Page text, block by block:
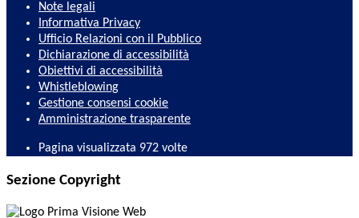
Note legali
Informativa Privacy
Ufficio Relazioni con il Pubblico
Dichiarazione di accessibilità
Obiettivi di accessibilità
Whistleblowing
Gestione consensi cookie
Amministrazione trasparente
Pagina visualizzata 972 volte
Sezione Copyright